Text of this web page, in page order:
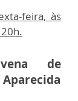
feira, às
de
Aparecida